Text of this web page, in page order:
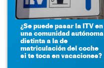
¿Se puede pasar la ITV en
una comunidad autónoma
distinta a la de
matriculación del coche
si te toca en vacaciones?